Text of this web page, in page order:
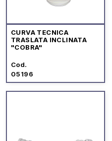
CURVA TECNICA
TRASLATA INCLINATA
"COBRA"
Cod.
05196